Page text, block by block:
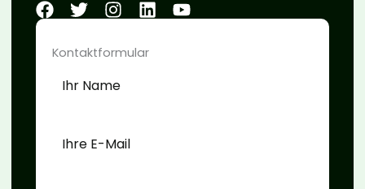
Kontaktformular